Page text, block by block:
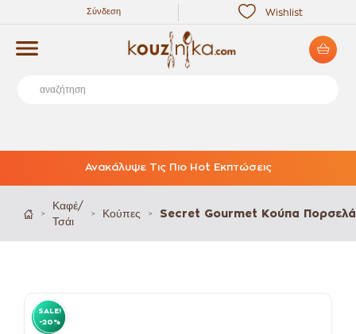
Wishlist
Σύνδεση
Ανακάλυψε Τις Πιο Hot Εκπτώσεις
>
Καφέ/
Τσάι
> Κούπες > Secret Gourmet Κούπα
SALE!
-20%